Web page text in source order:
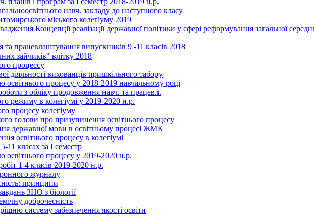
навч. закладу до наступного класу
міського колегіуму 2019
Концепції реалізації державної політики у сфері реформування загальної
та працевлаштування випускників 9 -11 класів 2018
зайчиків" влітку 2018
процессу
діяльності вихованців пришкільного табору
освітнього процесу у 2018-2019 навчальному році
з обліку продовження навч. та працевл.
режиму в колегіумі у 2019-2020 н.р.
процесу колегіуму
голови про призупинення освітнього процесу
державної мови в освітньому процесі ЖМК
освітнього процесу в колегіумі
11 класах за І семестр
освітнього процесу у 2019-2020 н.р.
1-4 класів 2019-2020 н.р.
журналу
принципи
ЗНО з біології
доброчесність
систему забезпечення якості освіти